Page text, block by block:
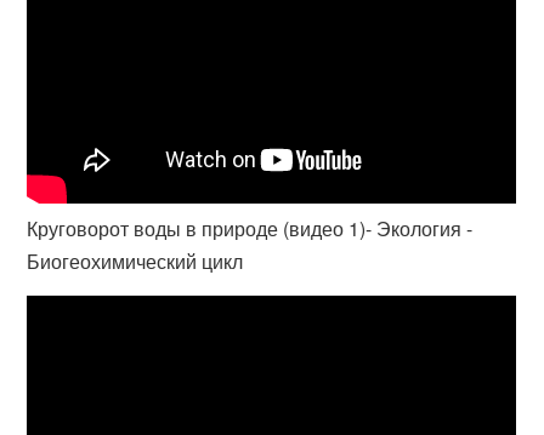
Круговорот воды в природе (видео 1)- Экология -
Биогеохимический цикл